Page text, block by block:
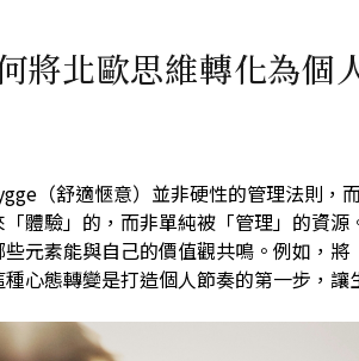
將北歐思維轉化為個
（舒適愜意）並非硬性的管理法則，
體驗」的，而非單純被「管理」的資源
元素能與自己的價值觀共鳴。例如，將
心態轉變是打造個人節奏的第一步，讓